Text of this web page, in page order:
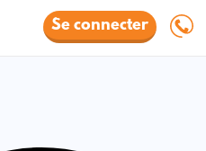
Se connecter